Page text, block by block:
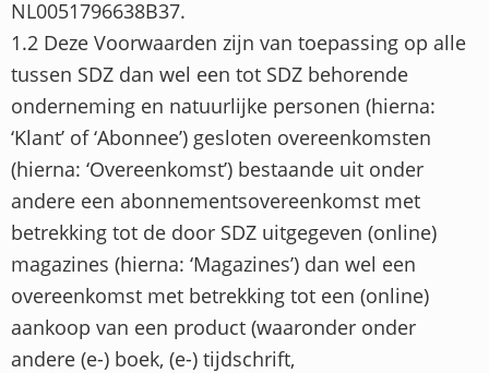
NL0051796638B37.
1.2 Deze Voorwaarden zijn van toepassing op alle
tussen SDZ dan wel een tot SDZ behorende
onderneming en natuurlijke personen (hierna:
‘Klant’ of ‘Abonnee’) gesloten overeenkomsten
(hierna: ‘Overeenkomst’) bestaande uit onder
andere een abonnementsovereenkomst met
betrekking tot de door SDZ uitgegeven (online)
magazines (hierna: ‘Magazines’) dan wel een
overeenkomst met betrekking tot een (online)
aankoop van een product (waaronder onder
andere (e-) boek, (e-) tijdschrift,